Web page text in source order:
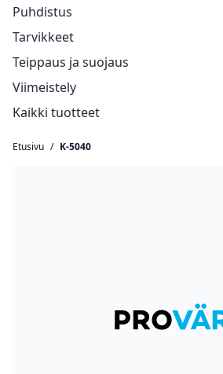
Puhdistus
Tarvikkeet
Teippaus ja suojaus
Viimeistely
Kaikki tuotteet
Etusivu / K-5040